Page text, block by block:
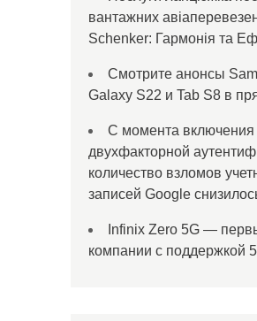
вантажних
Schenker: Гармонія та
Смотрите анонсы
Galaxy S22 и Tab S8 в
С момента включения
двухфакторной
количество взломов
записей Google
Infinix Zero 5G —
компании с поддержкой